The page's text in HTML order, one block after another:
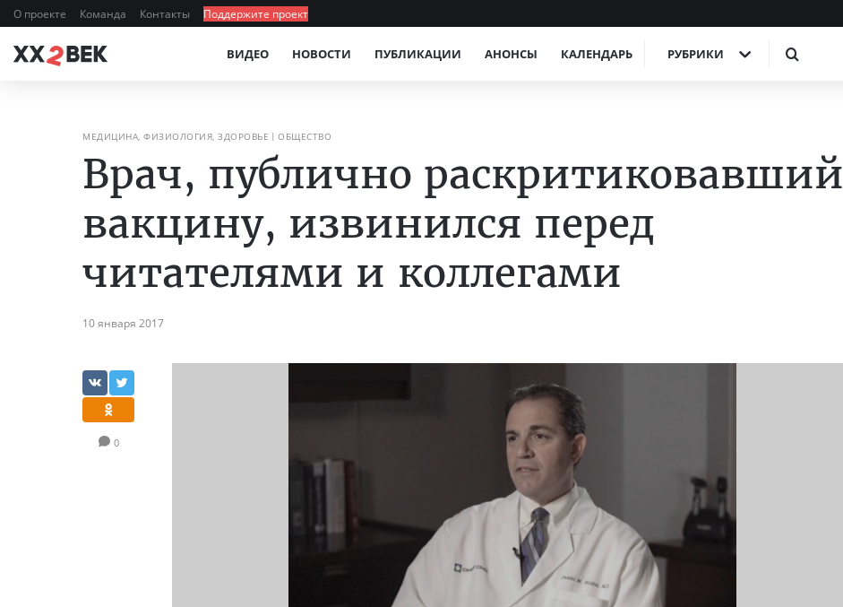
О проекте Команда Контакты Поддержите проект
ВИДЕО НОВОСТИ ПУБЛИКАЦИИ АНОНСЫ КАЛЕНДАРЬ РУБРИКИ
МЕДИЦИНА, ФИЗИОЛОГИЯ, ЗДОРОВЬЕ ОБЩЕСТВО
Врач, публично раскритиковавший
вакцину, извинился перед
читателями и коллегами
10 января 2017
0